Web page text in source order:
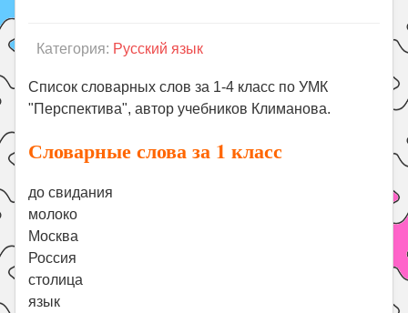
ГДЗ
Праздники
Психология
Категория: Русский язык
Список словарных слов за 1-4 класс по УМК
"Перспектива", автор учебников Климанова.
Словарные слова за 1 класс
до свидания
молоко
Москва
Россия
столица
язык